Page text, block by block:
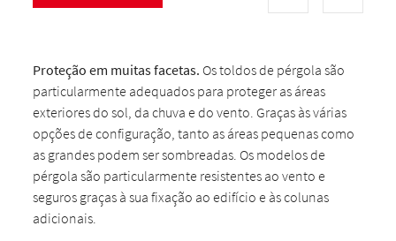
Proteção em muitas facetas. Os toldos de pérgola são
particularmente adequados para proteger as áreas
exteriores do sol, da chuva e do vento. Graças às várias
opções de configuração, tanto as áreas pequenas como
as grandes podem ser sombreadas. Os modelos de
pérgola são particularmente resistentes ao vento e
seguros graças à sua fixação ao edifício e às colunas
adicionais.